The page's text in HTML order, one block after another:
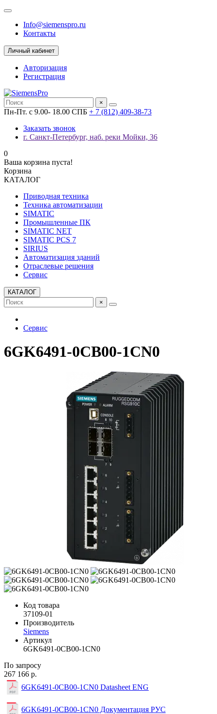
Info@siemenspro.ru
Контакты
Личный кабинет
Авторизация
Регистрация
×
Пн-Пт. с 9.00- 18.00 СПБ + 7 (812) 409-38-73
Заказать звонок
г. Санкт-Петербург, наб. реки Мойки, 36
0
Ваша корзина пуста!
Корзина
КАТАЛОГ
Приводная техника
Техника автоматизации
SIMATIC
Промышленные ПК
SIMATIC NET
SIMATIC PCS 7
SIRIUS
Автоматизация зданий
Отраслевые решения
Сервис
КАТАЛОГ
×
Сервис
6GK6491-0CB00-1CN0
Код товара
37109-01
Производитель
Siemens
Артикул
6GK6491-0CB00-1CN0
По запросу
267 166 р.
6GK6491-0CB00-1CN0 Datasheet ENG
6GK6491-0CB00-1CN0 Документация РУС